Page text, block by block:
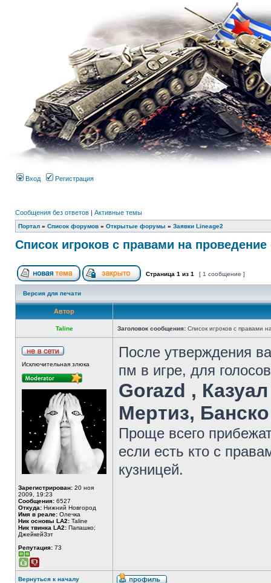
Вход Регистрация
Сообщения без ответов | Активные темы
Портал » Список форумов » Открытые форумы » Заявки Lineage2
Список игроков с правами на
Страница 1 из 1 [ 1 сообщение ]
Версия для печати
Автор
Taline Заголовок сообщения: Список игроков с правами
Исключительная злюка
Зарегистрирован: 20 ноя
2009, 19:23
Сообщения: 6527
Откуда: Нижний Новгород
Имя в реале: Олечка
Ник основы LA2: Taline
Ник твинка LA2: Папашко;
ДжейкейЗэт
Репутация: 73
После утверждения
пм в игре, для
Gorazd ,
Мертиз,
Проще всего
если есть кто с
кузницей.
Вернуться к началу